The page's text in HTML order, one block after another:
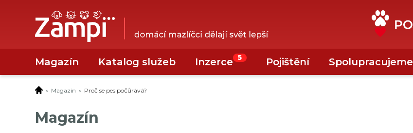
Magazín Katalog služeb Inzerce 5 Pojištění Spolupracujeme
Magazín Proč se pes počůrává?
Magazín